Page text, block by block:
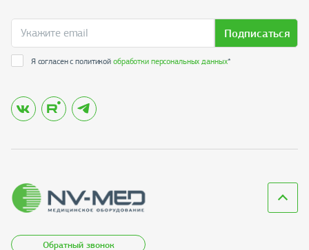
Подписаться
Я согласен с политикойобработки персональных данных*
Обратный звонок